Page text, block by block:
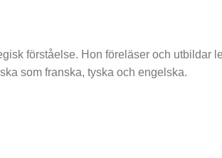
förståelse. Hon föreläser och utbildar
som franska, tyska och engelska.